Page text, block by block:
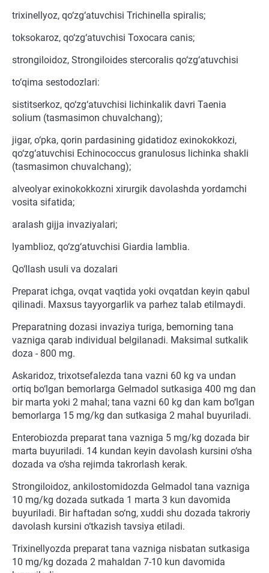
trixinellyoz, qo‘zg‘atuvchisi Trichinella spiralis;
toksokaroz, qo‘zg‘atuvchisi Toxocara canis;
strongiloidoz, Strongiloides stercoralis qo‘zg‘atuvchisi
to‘qima sestodozlari:
sistitserkoz, qo‘zg‘atuvchisi lichinkalik davri Taenia
solium (tasmasimon chuvalchang);
jigar, o‘pka, qorin pardasining gidatidoz exinokokkozi,
qo‘zg‘atuvchisi Echinococcus granulosus lichinka shakli
(tasmasimon chuvalchang);
alveolyar exinokokkozni xirurgik davolashda yordamchi
vosita sifatida;
aralash gijja invaziyalari;
lyamblioz, qo‘zg‘atuvchisi Giardia lamblia.
Qo‘llash usuli va dozalari
Preparat ichga, ovqat vaqtida yoki ovqatdan keyin qabul
qilinadi. Maxsus tayyorgarlik va parhez talab etilmaydi.
Preparatning dozasi invaziya turiga, bemorning tana
vazniga qarab individual belgilanadi. Maksimal sutkalik
doza - 800 mg.
Askaridoz, trixotsefalezda tana vazni 60 kg va undan
ortiq bo‘lgan bemorlarga Gelmadol sutkasiga 400 mg dan
bir marta yoki 2 mahal; tana vazni 60 kg dan kam bo‘lgan
bemorlarga 15 mg/kg dan sutkasiga 2 mahal buyuriladi.
Enterobiozda preparat tana vazniga 5 mg/kg dozada bir
marta buyuriladi. 14 kundan keyin davolash kursini o‘sha
dozada va o‘sha rejimda takrorlash kerak.
Strongiloidoz, ankilostomidozda Gelmadol tana vazniga
10 mg/kg dozada sutkada 1 marta 3 kun davomida
buyuriladi. Bir haftadan so‘ng, xuddi shu dozada takroriy
davolash kursini o‘tkazish tavsiya etiladi.
Trixinellyozda preparat tana vazniga nisbatan sutkasiga
10 mg/kg dozada 2 mahaldan 7-10 kun davomida